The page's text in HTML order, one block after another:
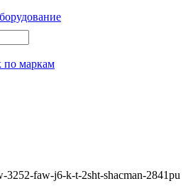
по маркам
3252-faw-j6-k-t-2sht-shacman-2841pu